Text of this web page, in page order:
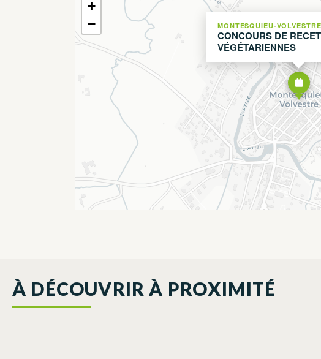
MONTESQUIEU-VOLVESTRE
CONCOURS DE
VÉGÉTARIENNES
+
−
À DÉCOUVRIR À PROXIMITÉ